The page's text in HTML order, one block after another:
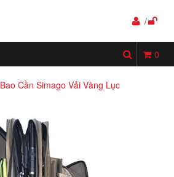
/
0
Bao Cần Simago Vải Vàng Lục